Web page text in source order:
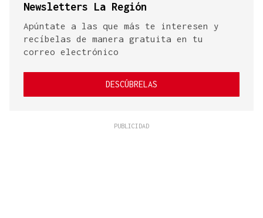
Newsletters La Región
Apúntate a las que más te interesen y
recíbelas de manera gratuita en tu
correo electrónico
DESCÚBRELAS